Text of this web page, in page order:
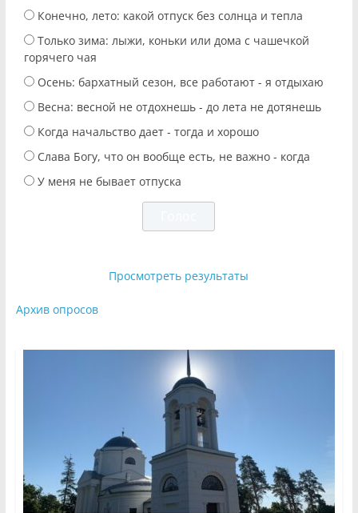
Конечно, лето: какой отпуск без солнца и тепла
Только зима: лыжи, коньки или дома с чашечкой
горячего чая
Осень: бархатный сезон, все работают - я отдыхаю
Весна: весной не отдохнешь - до лета не дотянешь
Когда начальство дает - тогда и хорошо
Слава Богу, что он вообще есть, не важно - когда
У меня не бывает отпуска
Просмотреть результаты
Архив опросов